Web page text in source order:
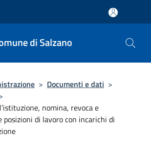
di Salzano
> Documenti e dati >
nomina, revoca e
posizioni di lavoro con incarichi di